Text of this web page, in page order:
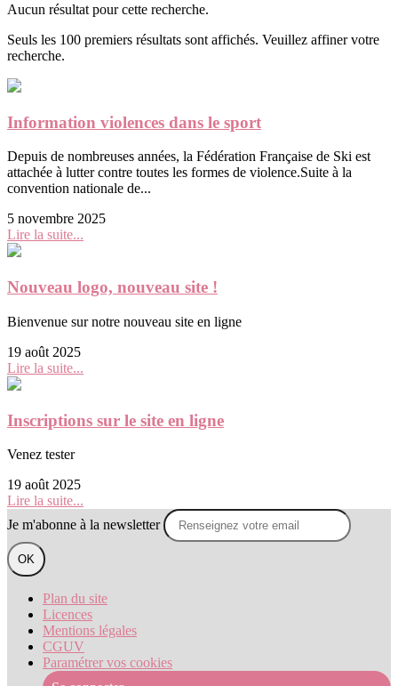
Aucun résultat pour cette recherche.
Seuls les 100 premiers résultats sont affichés. Veuillez affiner votre
recherche.
Information violences dans le sport
Depuis de nombreuses années, la Fédération Française de Ski est
attachée à lutter contre toutes les formes de violence.Suite à la
convention nationale de...
5 novembre 2025
Lire la suite...
Nouveau logo, nouveau site !
Bienvenue sur notre nouveau site en ligne
19 août 2025
Lire la suite...
Inscriptions sur le site en ligne
Venez tester
19 août 2025
Lire la suite...
Je m'abonne à la newsletter
OK
Plan du site
Licences
Mentions légales
CGUV
Paramétrer vos cookies